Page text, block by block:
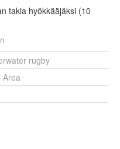
takia hyökkääjäksi (10
rugby
Area